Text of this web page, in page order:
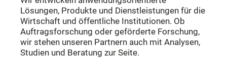
Lösungen, Produkte und Dienstleistungen für die
Wirtschaft und öffentliche Institutionen. Ob
Auftragsforschung oder geförderte Forschung,
wir stehen unseren Partnern auch mit Analysen,
Studien und Beratung zur Seite.